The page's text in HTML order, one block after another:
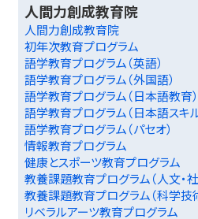
人間力創成教育院
人間力創成教育院
初年次教育プログラム
語学教育プログラム（英語）
語学教育プログラム（外国語）
語学教育プログラム（日本語教育）
語学教育プログラム（日本語スキル
語学教育プログラム（パセオ）
情報教育プログラム
健康とスポーツ教育プログラム
教養課題教育プログラム（人文・社
教養課題教育プログラム（科学技
リベラルアーツ教育プログラム